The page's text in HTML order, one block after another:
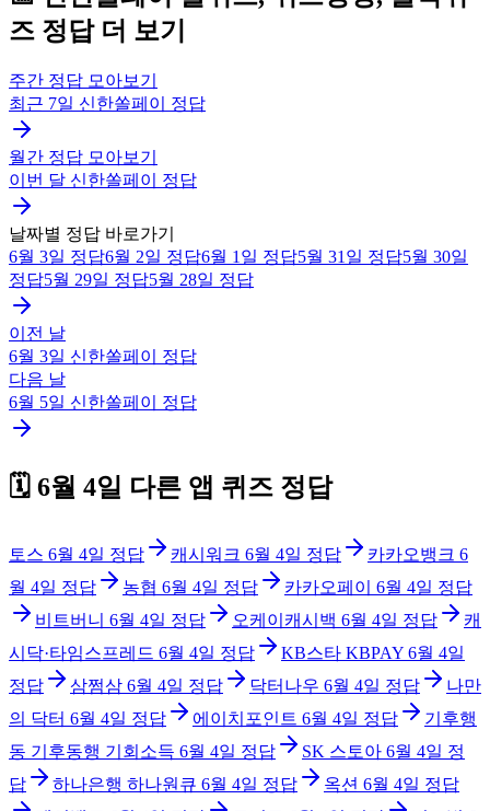
즈 정답 더 보기
주간 정답 모아보기
최근 7일 신한쏠페이 정답
월간 정답 모아보기
이번 달 신한쏠페이 정답
날짜별 정답 바로가기
6월 3일 정답6월 2일 정답6월 1일 정답5월 31일 정답5월 30일
정답5월 29일 정답5월 28일 정답
이전 날
6월 3일 신한쏠페이
정답
다음 날
6월 5일 신한쏠페이 정답
🗓️ 6월 4일 다른 앱 퀴즈 정답
토스 6월 4일 정답 캐시워크 6월 4일 정답 카카오뱅크 6
월 4일 정답 농협 6월 4일 정답 카카오페이 6월 4일 정답
비트버니 6월 4일 정답 오케이캐시백 6월 4일 정답
캐
시닥·타임스프레드 6월 4일 정답 KB스타 KBPAY 6월 4일
정답
삼쩜삼 6월 4일 정답 닥터나우 6월 4일 정답
나만
의 닥터 6월 4일 정답 에이치포인트 6월 4일 정답
기후행
동 기후동행 기회소득 6월 4일 정답 SK 스토아 6월 4일 정
답
하나은행 하나원큐 6월 4일 정답 옥션 6월 4일 정답